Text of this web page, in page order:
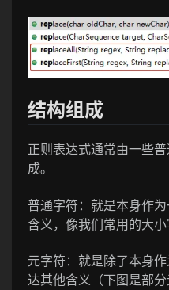
结构组成
正则表达式通常由一些
成。
普通字符：就是本身作
含义，像我们常用的大小
元字符：就是除了本身
达其他含义（下图是部分